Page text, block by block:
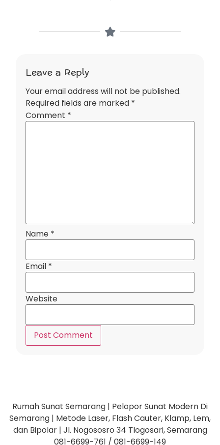
Leave a Reply
Your email address will not be published.
Required fields are marked *
Comment *
Name *
Email *
Website
Rumah Sunat Semarang | Pelopor Sunat Modern Di
Semarang | Metode Laser, Flash Cauter, Klamp, Lem,
dan Bipolar | Jl. Nogososro 34 Tlogosari, Semarang
081-6699-761 / 081-6699-149